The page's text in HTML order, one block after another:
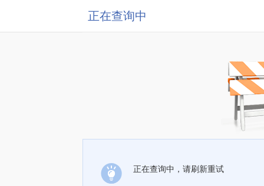
正在查询中
正在查询中，请刷新重试